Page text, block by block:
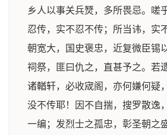
乡人以事关兵燹，多所畏忌。嗟
忍传，实不忍不传；所当讳，实
朝宽大，国史褒忠，近复微臣锡
祠祭，匪曰仇之，直甚予之。若
诸輶轩，必收宬阁，亦何嫌何疑
没不传耶！因不自揣，搜罗散逸
一编；发烈士之孤忠，彰圣朝之